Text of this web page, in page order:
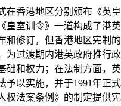
香港地区分别颁布《英皇
室训令》一道构成了港
修订，但香港地区宪制
为过渡期内港英政府推行
和权力；在法制方面，
以实施，并于1991年正
法案条例》的制定提供宪